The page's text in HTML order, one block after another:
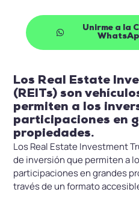
Unirme a la
Los Real Estate
(REITs) son
permiten a los
participaciones en
propiedades.
Los Real Estate Investment
de inversión que permiten a
participaciones en grandes
través de un formato